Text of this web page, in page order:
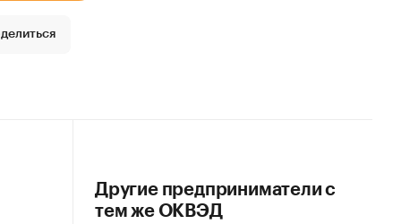
Другие предприниматели с
тем же ОКВЭД